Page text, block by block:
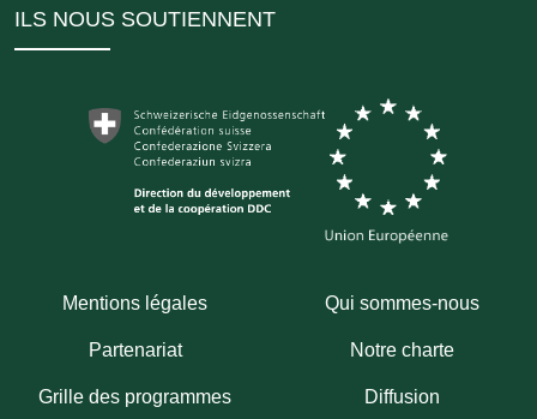
ILS NOUS SOUTIENNENT
Mentions légales Qui sommes-nous
Partenariat Notre charte
Grille des programmes Diffusion